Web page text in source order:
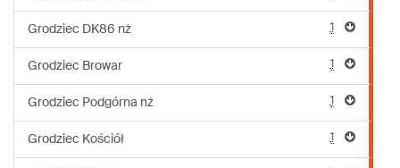
Grodziec DK86 nż 1
Grodziec Browar 1
Grodziec Podgórna nż 1
Grodziec Kościół 1